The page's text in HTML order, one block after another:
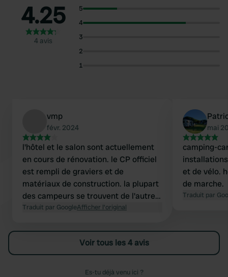
4.25
4 avis
5
4
3
2
1
vmp
févr. 2024
l'hôtel et le salon sont actuellement
en cours de rénovation. le CP officiel
est rempli de graviers et de
matériaux de construction. la plupart
des campeurs se trouvent de l'autre
côté de la route, sur le parking
calme si vous n'avez pas besoin de
service. Nous sommes allés à
Erndtbrück pour le service
Traduit par GoogleAfficher l'original
mai
camping-
et de vélo.
de marche.
Traduit par
Voir tous les 4 avis
Es-tu déjà venu ici ?